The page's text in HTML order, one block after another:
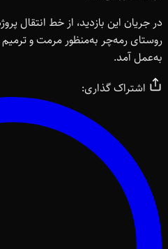
در جریان این بازدید، از خط انتقال
روستای رمه‌چر به‌منظور مرمت و
به‌عمل آمد.
اشتراک گذاری: